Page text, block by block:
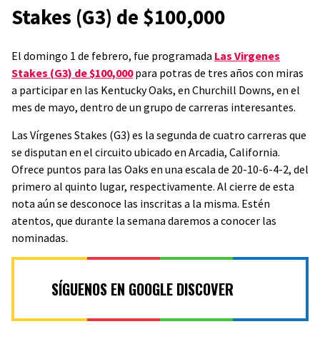
Stakes (G3) de $100,000
El domingo 1 de febrero, fue programada Las Virgenes
Stakes (G3) de $100,000 para potras de tres años con miras
a participar en las Kentucky Oaks, en Churchill Downs, en el
mes de mayo, dentro de un grupo de carreras interesantes.
Las Vírgenes Stakes (G3) es la segunda de cuatro carreras que
se disputan en el circuito ubicado en Arcadia, California.
Ofrece puntos para las Oaks en una escala de 20-10-6-4-2, del
primero al quinto lugar, respectivamente. Al cierre de esta
nota aún se desconoce las inscritas a la misma. Estén
atentos, que durante la semana daremos a conocer las
nominadas.
SÍGUENOS EN GOOGLE DISCOVER